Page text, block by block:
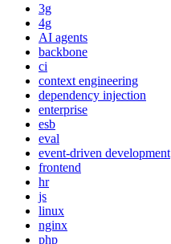
3g
4g
AI agents
backbone
ci
context engineering
dependency injection
enterprise
esb
eval
event-driven development
frontend
hr
js
linux
nginx
php